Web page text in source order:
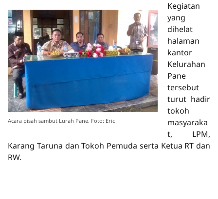
Acara pisah sambut Lurah Pane. Foto: Eric
Kegiatan
yang
dihelat
halaman
kantor
Kelurahan
Pane
tersebut
turut hadir
tokoh
masyaraka
t, LPM,
Karang Taruna dan Tokoh Pemuda serta Ketua RT dan
RW.